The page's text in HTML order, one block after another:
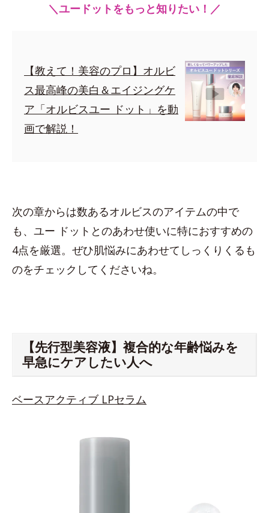
＼ユードットをもっと知りたい！／
【教えて！美容のプロ】オルビ
ス最高峰の美白＆エイジングケ
ア「オルビスユー ドット」を動
画で解説！
次の章からは数あるオルビスのアイテムの中で
も、ユー ドットとのあわせ使いに特におすすめの
4点を厳選。ぜひ肌悩みにあわせてしっくりくるも
のをチェックしてくださいね。
【先行型美容液】複合的な年齢悩みを
早急にケアしたい人へ
ベースアクティブ LPセラム